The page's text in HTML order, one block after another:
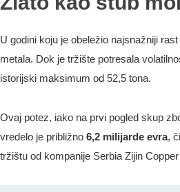
U godini koju je obeležio najsnažniji
metala. Dok je tržište potresala
istorijski maksimum od 52,5 tona.
Ovaj potez, iako na prvi pogled skup
vredelo je približno 6,2 milijarde evra,
tržištu od kompanije Serbia Zijin